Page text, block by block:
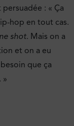
: « Ça
hop en tout cas.
shot. Mais on a
et on a eu
que ça
»